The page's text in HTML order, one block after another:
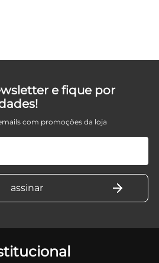
e fique por
com promoções da loja